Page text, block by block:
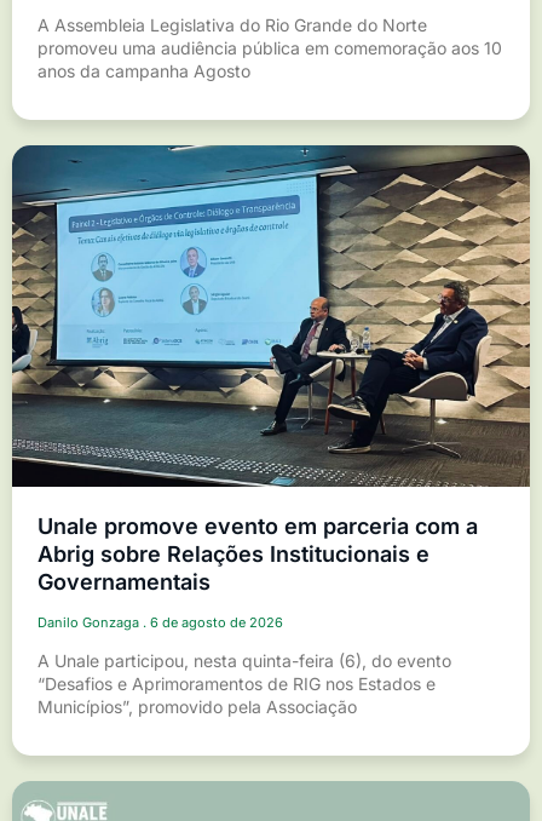
A Assembleia Legislativa do Rio Grande do Norte
promoveu uma audiência pública em comemoração aos 10
anos da campanha Agosto
Unale promove evento em parceria com a
Abrig sobre Relações Institucionais e
Governamentais
Danilo Gonzaga 6 de agosto de 2026
A Unale participou, nesta quinta-feira (6), do evento
“Desafios e Aprimoramentos de RIG nos Estados e
Municípios”, promovido pela Associação